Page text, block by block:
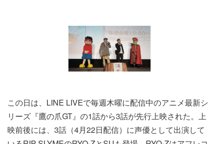
この日は、LINE LIVEで毎週木曜に配信中のアニメ最新シ
リーズ『鷹の爪GT』の1話から3話が先行上映された。上
映前後には、3話（4月22日配信）に声優として出演して